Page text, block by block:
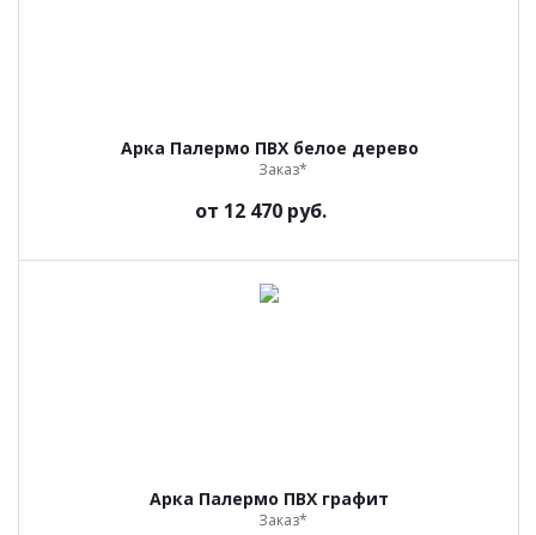
Арка Палермо ПВХ белое дерево
Заказ*
от 12 470 руб.
Арка Палермо ПВХ графит
Заказ*